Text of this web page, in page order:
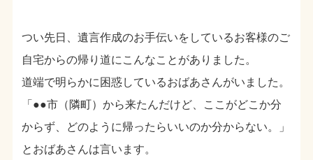
つい先日、遺言作成のお手伝いをしているお客様のご
自宅からの帰り道にこんなことがありました。
道端で明らかに困惑しているおばあさんがいました。
「●●市（隣町）から来たんだけど、ここがどこか分
からず、どのように帰ったらいいのか分からない。」
とおばあさんは言います。